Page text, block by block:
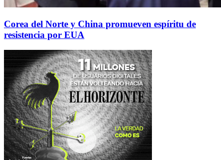
Corea del Norte y China promueven espíritu de
resistencia por EUA